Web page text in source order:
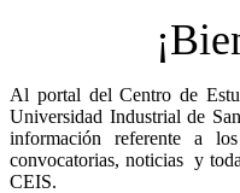
Al portal del Centro de
Universidad Industrial de
información referente a
convocatorias, noticias y
CEIS.